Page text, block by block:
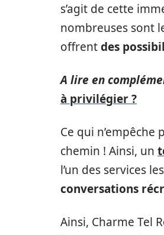
s’agit de cette
nombreuses sont
offrentdes
A lire en
à privilégier ?
Ce qui
chemin ! Ainsi, un
l’un des services
conversations
Ainsi, Charme Tel